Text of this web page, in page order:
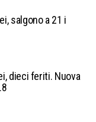
salgono a 21 i
dieci feriti. Nuova